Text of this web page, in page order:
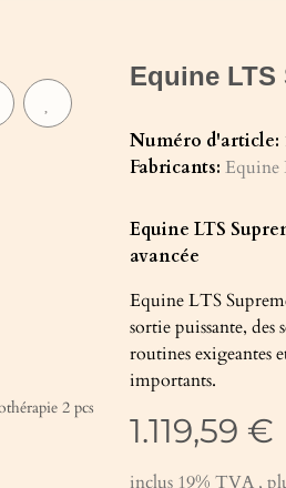
Equine
Numéro d'article:
Fabricants: Equine
Equine LTS
avancée
Equine LTS
sortie puissante, des
routines exigeantes
importants.
1.119,59 €
inclus 19% TVA ,